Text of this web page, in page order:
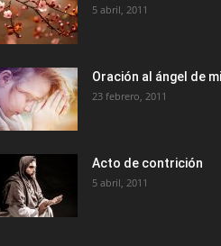
5 abril, 2011
Oración al ángel de
23 febrero, 2011
Acto de contrición
5 abril, 2011